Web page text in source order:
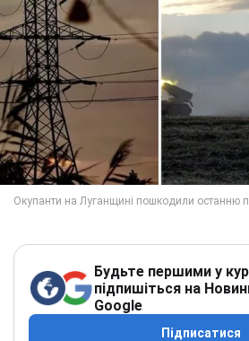
Будьте першими у
підпишіться на
Google
Підписатися